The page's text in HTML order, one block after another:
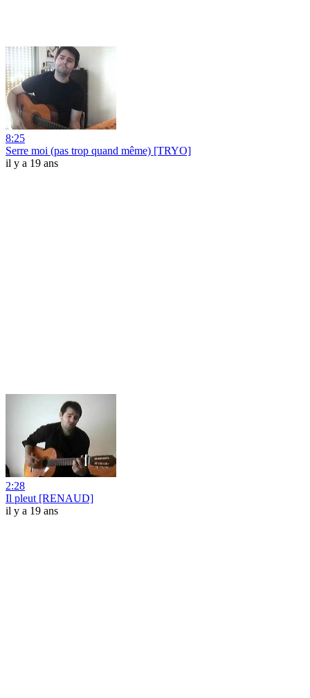
8:25
Serre moi (pas trop quand même) [TRYO]
il y a 19 ans
2:28
Il pleut [RENAUD]
il y a 19 ans